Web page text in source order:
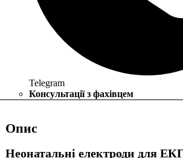
Telegram
Консультації з фахівцем
Опис
Неонатальні електроди для